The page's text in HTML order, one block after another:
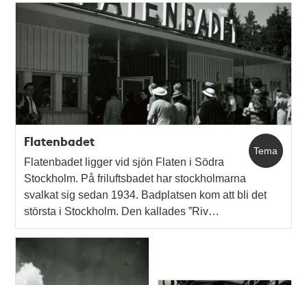
Tema
Flatenbadet
Flatenbadet ligger vid sjön Flaten i Södra
Stockholm. På friluftsbadet har stockholmarna
svalkat sig sedan 1934. Badplatsen kom att bli det
största i Stockholm. Den kallades ”Riv…